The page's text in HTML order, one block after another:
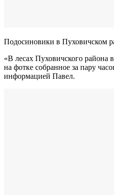
Подосиновики в Пуховичском
«В лесах Пуховичского
на фотке собранное за пару
информацией Павел.